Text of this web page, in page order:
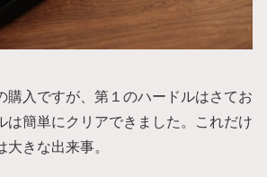
購入ですが、第１のハードルはさてお
は簡単にクリアできました。これだけ
きな出来事。